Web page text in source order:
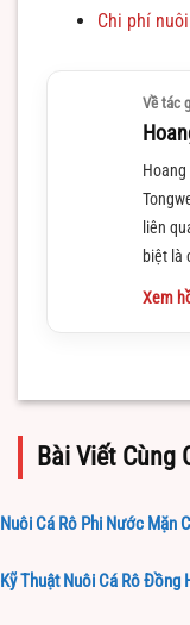
Chi phí
Về tác
liên
biệt là
hiểu
Xem
Bài Viết Cùng
Nuôi Cá Rô Phi Nước Mặn
Kỹ Thuật Nuôi Cá Rô Đồng